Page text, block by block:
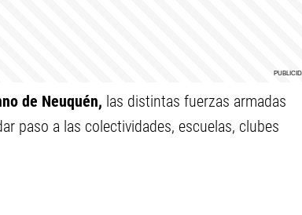
de Neuquén, las distintas fuerzas armadas
paso a las colectividades, escuelas, clubes